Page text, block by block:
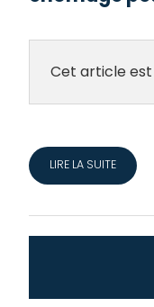
Cet article
LIRE LA SUITE